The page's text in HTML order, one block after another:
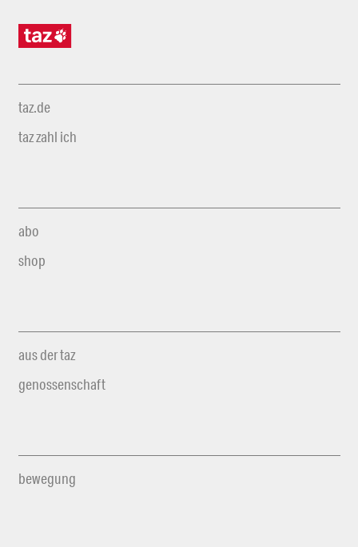
taz.de
taz zahl ich
abo
shop
aus der taz
genossenschaft
bewegung